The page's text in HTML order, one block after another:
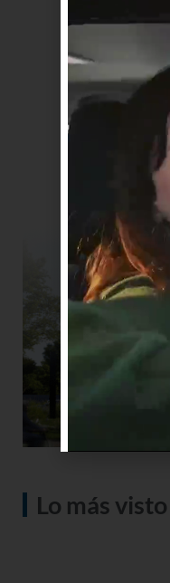
Lo más visto